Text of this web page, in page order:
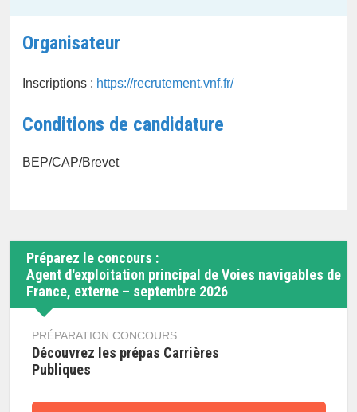
Organisateur
Inscriptions : https://recrutement.vnf.fr/
Conditions de candidature
BEP/CAP/Brevet
Préparez le concours :
Agent d'exploitation principal de Voies navigables de
France, externe – septembre 2026
PRÉPARATION CONCOURS
Découvrez les prépas Carrières
Publiques